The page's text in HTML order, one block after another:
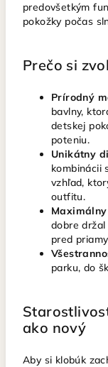
predovšetkým
pokožky počas
Prečo si
Prírodný
bavlny,
detskej
poteniu.
Unikátny
kombinácii
vzhľad,
outfitu.
dobre
pred
parku, do
ako nový
Aby si klobúk